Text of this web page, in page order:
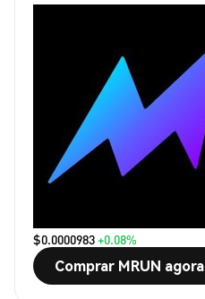
$0.0000983+0.08%
Comprar MRUN agora